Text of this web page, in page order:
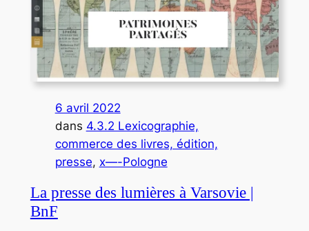
6 avril 2022
dans 4.3.2 Lexicographie,
commerce des livres, édition,
presse, x—-Pologne
La presse des lumières à Varsovie |
BnF